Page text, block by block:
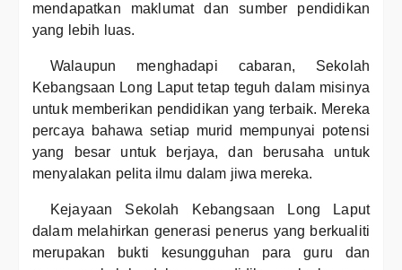
mendapatkan maklumat dan sumber pendidikan
yang lebih luas.
Walaupun menghadapi cabaran, Sekolah
Kebangsaan Long Laput tetap teguh dalam misinya
untuk memberikan pendidikan yang terbaik. Mereka
percaya bahawa setiap murid mempunyai potensi
yang besar untuk berjaya, dan berusaha untuk
menyalakan pelita ilmu dalam jiwa mereka.
Kejayaan Sekolah Kebangsaan Long Laput
dalam melahirkan generasi penerus yang berkualiti
merupakan bukti kesungguhan para guru dan